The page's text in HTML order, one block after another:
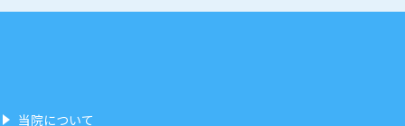
当院について